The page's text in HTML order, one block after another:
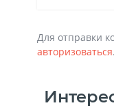
Для отправки
авторизоваться.